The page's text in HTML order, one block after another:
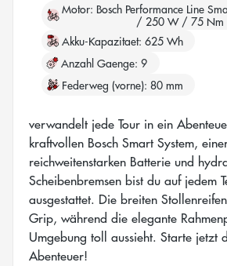
Motor Bosch Performance Line
/ 250 W / 75 Nm
Akku-Kapazitaet 625 Wh
Anzahl Gaenge 9
Federweg (vorne) 80 mm
verwandelt jede Tour in ein
kraftvollen Bosch Smart System,
reichweitenstarken Batterie und
Scheibenbremsen bist du auf jedem
ausgestattet. Die breiten
Grip, während die elegante
Umgebung toll aussieht. Starte jetzt
Abenteuer!